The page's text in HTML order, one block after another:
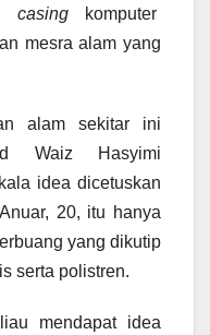
casingkomputer
mesra alam yang
alam sekitar ini
Waiz Hasyimi
idea dicetuskan
20, itu hanya
yang dikutip
serta polistren.
mendapat idea